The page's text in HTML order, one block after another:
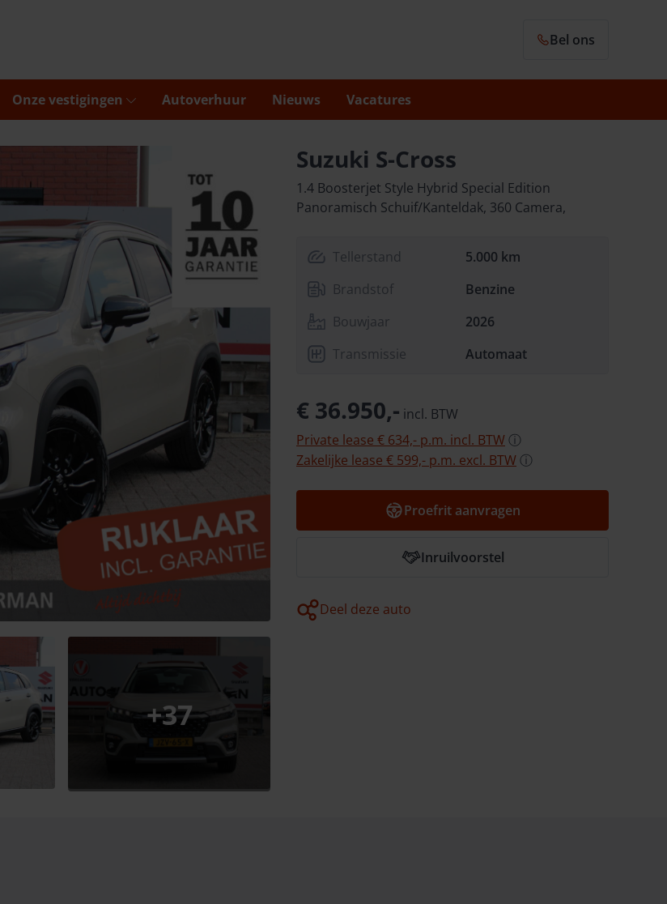
Bel ons
Onze vestigingen Autoverhuur Nieuws Vacatures
+37
Suzuki S-Cross
1.4 Boosterjet Style Hybrid Special Edition
Panoramisch Schuif/Kanteldak, 360 Camera,
Tellerstand
5.000 km
Brandstof
Benzine
Bouwjaar
2026
Transmissie
Automaat
€ 36.950,- incl. BTW
Private lease € 634,- p.m. incl. BTWⓘ
Zakelijke lease € 599,- p.m. excl. BTWⓘ
Proefrit aanvragen
Inruilvoorstel
Deel deze auto